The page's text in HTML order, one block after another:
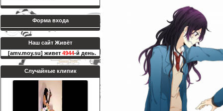
Форма входа
Наш сайт Живёт
[amv.moy.su] живет 4944-й день.
Случайные клипик